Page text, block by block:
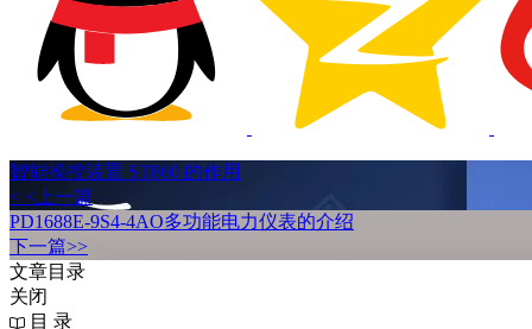
智能操控装置 ST860 的作用
< <上一篇
PD1688E-9S4-4AO多功能电力仪表的介绍
下一篇>>
文章目录
关闭
目 录